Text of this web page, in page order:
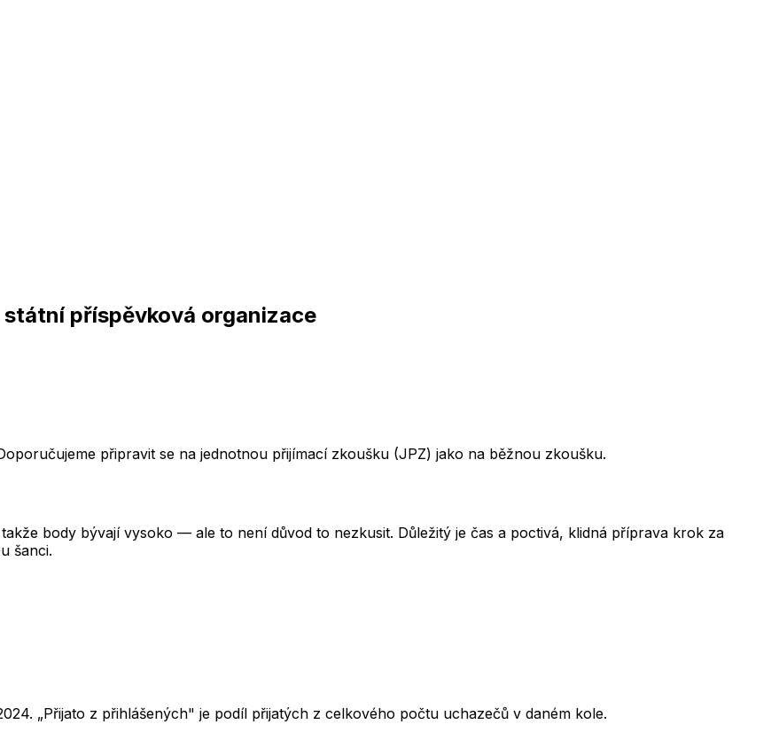
příspěvková organizace
připravit se na jednotnou přijímací zkoušku (JPZ) jako na běžnou zkoušku.
body bývají vysoko — ale to není důvod to nezkusit. Důležitý je čas a poctivá, klidná příprava krok za
šanci.
. „Přijato z přihlášených" je podíl přijatých z celkového počtu uchazečů v daném kole.